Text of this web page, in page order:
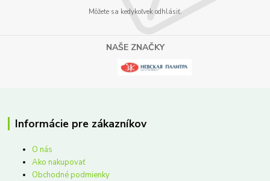
Môžete sa kedykoľvek odhlásiť.
NAŠE ZNAČKY
Informácie pre zákazníkov
O nás
Ako nakupovať
Obchodné podmienky